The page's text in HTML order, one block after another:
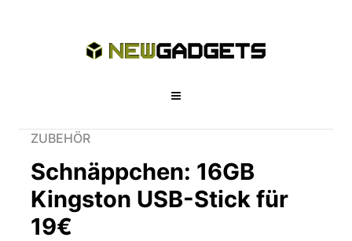
ZUBEHÖR
Schnäppchen: 16GB
Kingston USB-Stick für
19€